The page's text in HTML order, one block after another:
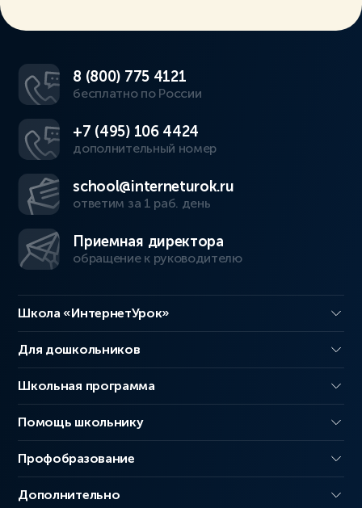
8 (800) 775 4121
бесплатно по России
+7 (495) 106 4424
дополнительный номер
school@interneturok.ru
ответим за 1 раб. день
Приемная директора
обращение к руководителю
Школа «ИнтернетУрок»
Для дошкольников
Школьная программа
Помощь школьнику
Профобразование
Дополнительно